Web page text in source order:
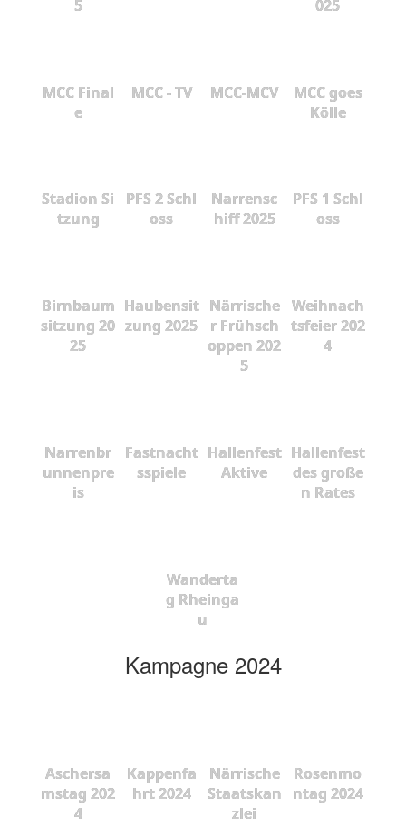
5
025
MCC Final
e
MCC - TV MCC-MCV
MCC goes
Kölle
Stadion Si
tzung
PFS 2 Schl
oss
Narrensc
hiff 2025
PFS 1 Schl
oss
Birnbaum
sitzung 20
25
Haubensit
zung 2025
Närrische
r Frühsch
oppen 202
5
Weihnach
tsfeier 202
4
Narrenbr
unnenpre
is
Fastnacht
sspiele
Hallenfest
Aktive
Hallenfest
des große
n Rates
Wanderta
g Rheinga
u
Kampagne 2024
Aschersa
mstag 202
4
Kappenfa
hrt 2024
Närrische
Staatskan
zlei
Rosenmo
ntag 2024